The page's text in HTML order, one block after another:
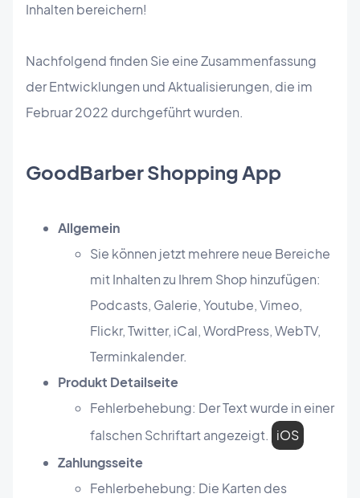
Inhalten bereichern!
Nachfolgend finden Sie eine Zusammenfassung
der Entwicklungen und Aktualisierungen, die im
Februar 2022 durchgeführt wurden.
GoodBarber Shopping App
Allgemein
Sie können jetzt mehrere neue Bereiche
mit Inhalten zu Ihrem Shop hinzufügen:
Podcasts, Galerie, Youtube, Vimeo,
Flickr, Twitter, iCal, WordPress, WebTV,
Terminkalender.
Produkt Detailseite
Fehlerbehebung: Der Text wurde in einer
falschen Schriftart angezeigt. iOS
Zahlungsseite
Fehlerbehebung: Die Karten des